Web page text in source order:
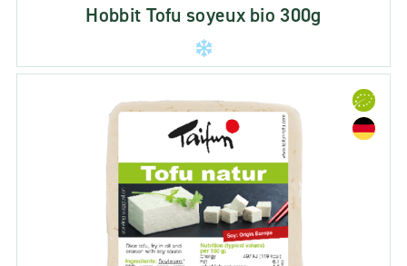
Hobbit Tofu soyeux bio 300g